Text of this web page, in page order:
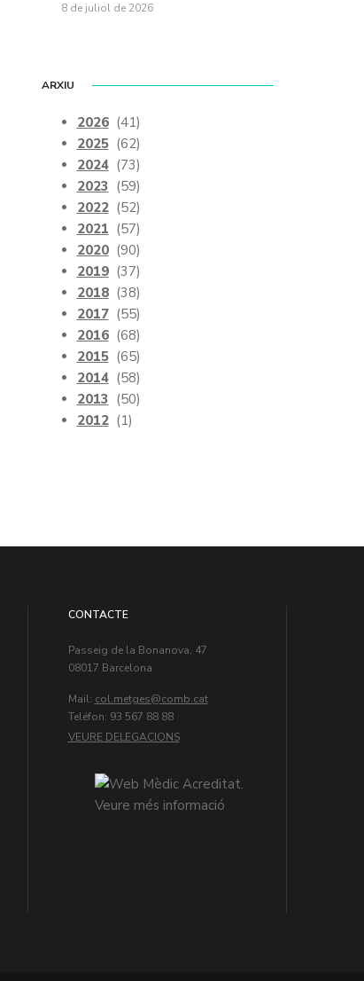
8 de juliol de 2026
ARXIU
2026 (41)
2025 (62)
2024 (73)
2023 (59)
2022 (52)
2021 (57)
2020 (90)
2019 (37)
2018 (38)
2017 (55)
2016 (68)
2015 (65)
2014 (58)
2013 (50)
2012 (1)
CONTACTE
Passeig de la Bonanova, 47
08017 Barcelona
Mail: col.metges
Teléfon: 93 567 88 88
VEURE DELEGACIONS